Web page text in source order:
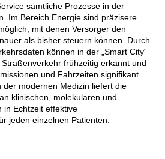
sämtliche Prozesse in der
Im Bereich Energie sind präzisere
mit denen Versorger den
als bisher steuern können. Durch
können in der „Smart City“
frühzeitig erkannt und
und Fahrzeiten signifikant
der modernen Medizin liefert die
klinischen, molekularen und
in Echtzeit effektive
jeden einzelnen Patienten.